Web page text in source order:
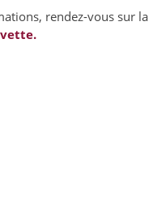
rendez-vous sur la